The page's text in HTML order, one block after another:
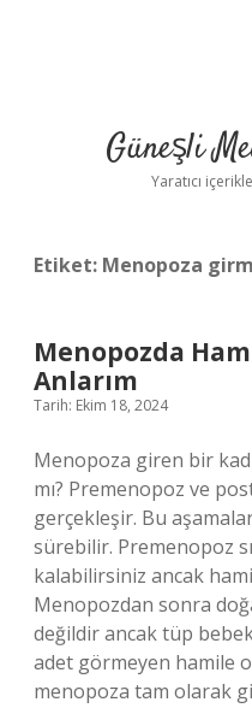
Güneşli
Yaratıcı
Etiket: Menopoza
Menopozda
Anlarım
Tarih: Ekim 18, 2024
Menopoza giren bir
mı? Premenopoz ve
gerçekleşir. Bu
sürebilir. Premenopoz
kalabilirsiniz ancak
Menopozdan sonra
değildir ancak tüp
adet görmeyen hamile
menopoza tam olarak